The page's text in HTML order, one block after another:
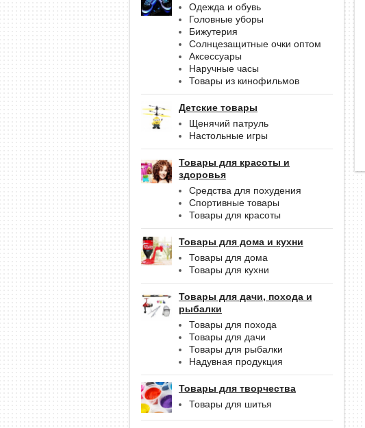
Одежда и обувь
Головные уборы
Бижутерия
Солнцезащитные очки оптом
Аксессуары
Наручные часы
Товары из кинофильмов
Детские товары
Щенячий патруль
Настольные игры
Товары для красоты и
здоровья
Средства для похудения
Спортивные товары
Товары для красоты
Товары для дома и кухни
Товары для дома
Товары для кухни
Товары для дачи, похода и
рыбалки
Товары для похода
Товары для дачи
Товары для рыбалки
Надувная продукция
Товары для творчества
Товары для шитья